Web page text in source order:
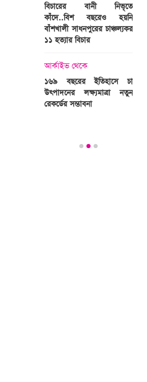
বিচারের বানী নিভৃতে
কাঁদে..বিশ বছরেও হয়নি
বাঁশখালী সাধনপুরের চাঞ্চল্যকর
১১ হত্যার বিচার
আর্কাইভ থেকে
১৬৯ বছরের ইতিহাসে চা
উৎপাদনের লক্ষ্যমাত্রা নতুন
রেকর্ডের সম্ভাবনা